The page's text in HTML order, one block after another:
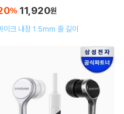
% 11,920원
이크 내장 1.5mm 줄 길이